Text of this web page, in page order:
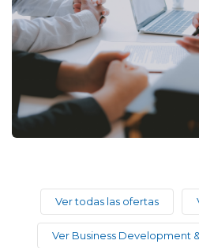
Ver todas las ofertas
Ver Business Development